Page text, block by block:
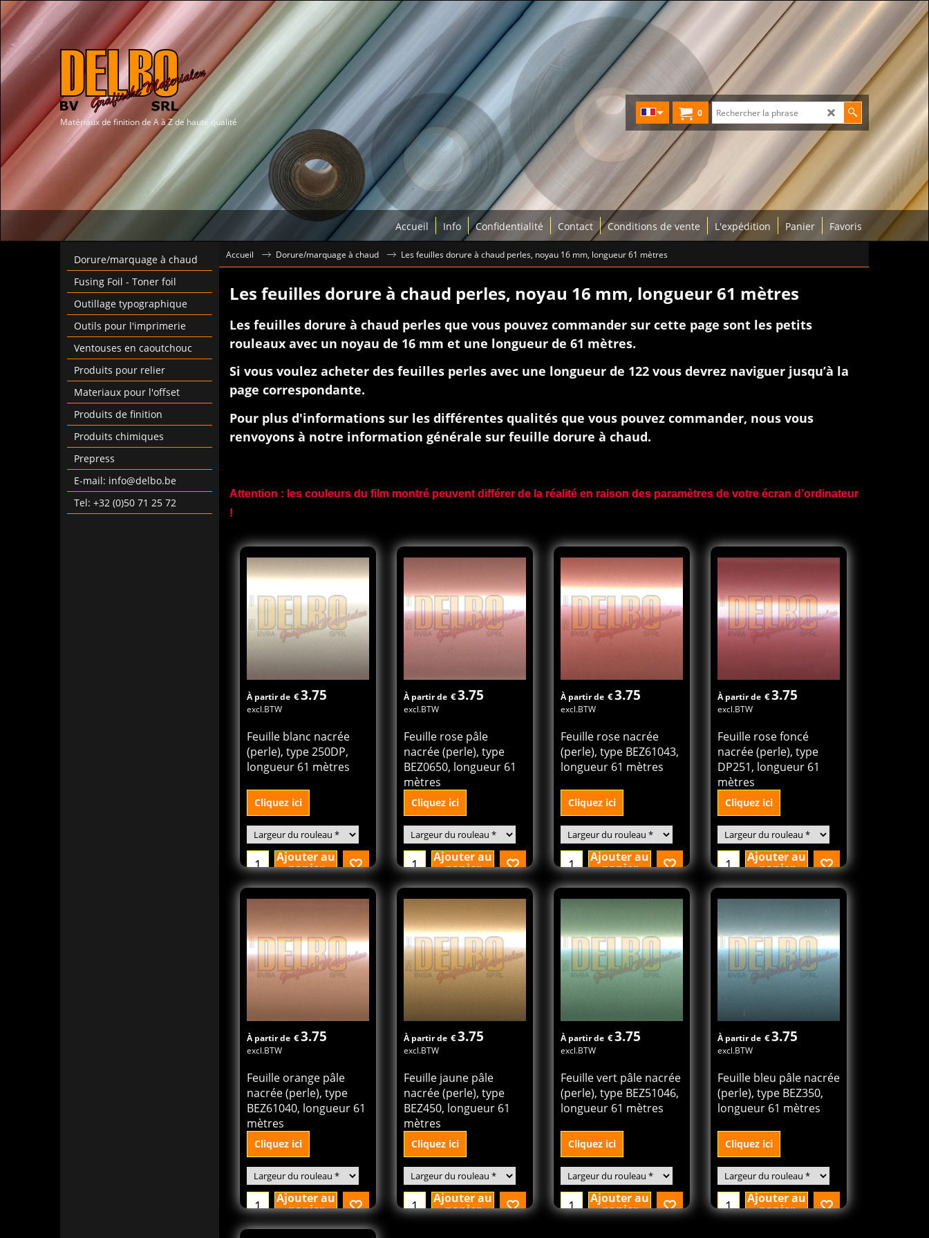
Matériaux de finition de A à Z de haute qualité
0
Accueil Info Confidentialité Contact Conditions de vente L'expédition Panier Favoris
Dorure/marquage à chaud
Fusing Foil - Toner foil
Outillage typographique
Outils pour l'imprimerie
Ventouses en caoutchouc
Produits pour relier
Materiaux pour l'offset
Produits de finition
Produits chimiques
Prepress
E-mail: info@delbo.be
Tel: +32 (0)50 71 25 72
Accueil Dorure/marquage à chaud Les feuilles dorure à chaud perles, noyau 16 mm, longueur 61 mètres
Les feuilles dorure à chaud perles, noyau 16 mm, longueur 61 mètres
Les feuilles dorure à chaud perles que vous pouvez commander sur cette page sont les petits
rouleaux avec un noyau de 16 mm et une longueur de 61 mètres.
Si vous voulez acheter des feuilles perles avec une longueur de 122 vous devrez naviguer jusqu’à la
page correspondante.
Pour plus d'informations sur les différentes qualités que vous pouvez commander, nous vous
renvoyons à notre information générale sur feuille dorure à chaud.
Attention : les couleurs du film montré peuvent différer de la réalité en raison des paramètres de votre écran d’ordinateur
!
À partir de €3.75
excl.BTW
Feuille blanc nacrée
(perle), type 250DP,
longueur 61 mètres
Cliquez ici
Ajouter au
panier
À partir de €3.75
excl.BTW
Feuille rose pâle
nacrée (perle), type
BEZ0650, longueur 61
mètres
Cliquez ici
Ajouter au
panier
À partir de €3.75
excl.BTW
Feuille rose nacrée
(perle), type BEZ61043,
longueur 61 mètres
Cliquez ici
Ajouter au
panier
À partir de €3.75
excl.BTW
Feuille rose foncé
nacrée (perle), type
DP251, longueur 61
mètres
Cliquez ici
Ajouter au
panier
À partir de 3.75
Feuille orange pâle
nacrée (perle), type
BEZ61040, longueur 61
mètres
Cliquez ici
Ajouter au
panier
À partir de 3.75
Feuille jaune pâle
nacrée (perle), type
BEZ450, longueur 61
mètres
Cliquez ici
Ajouter au
panier
À partir de 3.75
Feuille vert pâle nacrée
(perle), type BEZ51046,
longueur 61 mètres
Cliquez ici
Ajouter au
panier
À partir de 3.75
Feuille bleu pâle nacrée
(perle), type BEZ350,
longueur 61 mètres
Cliquez ici
Ajouter au
panier